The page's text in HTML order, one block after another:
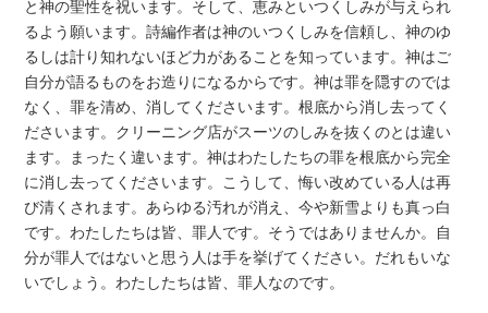
と神の聖性を祝います。そして、恵みといつくしみが与えられ
るよう願います。詩編作者は神のいつくしみを信頼し、神のゆ
るしは計り知れないほど力があることを知っています。神はご
自分が語るものをお造りになるからです。神は罪を隠すのでは
なく、罪を清め、消してくださいます。根底から消し去ってく
ださいます。クリーニング店がスーツのしみを抜くのとは違い
ます。まったく違います。神はわたしたちの罪を根底から完全
に消し去ってくださいます。こうして、悔い改めている人は再
び清くされます。あらゆる汚れが消え、今や新雪よりも真っ白
です。わたしたちは皆、罪人です。そうではありませんか。自
分が罪人ではないと思う人は手を挙げてください。だれもいな
いでしょう。わたしたちは皆、罪人なのです。